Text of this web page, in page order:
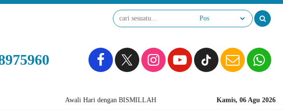
Kamis, 06 Agu 2026
Awali Hari dengan BISMILLAH